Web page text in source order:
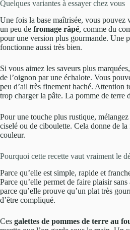
Quelques variantes à essayer chez vous
Une fois la base maîtrisée, vous pouvez
un peu de fromage râpé, comme du
pour une version plus gourmande. Une
fonctionne aussi très bien.
Si vous aimez les saveurs plus
de l’oignon par une échalote. Vous
peu d’ail très finement haché. Attention
trop charger la pâte. La pomme de terre
Pour une touche plus rustique,
ciselé ou de ciboulette. Cela donne de
couleur.
Pourquoi cette recette vaut vraiment le
Parce qu’elle est simple, rapide et
Parce qu’elle permet de faire plaisir
parce qu’elle prouve qu’un plat très
d’être compliqué.
Ces galettes de pommes de terre au